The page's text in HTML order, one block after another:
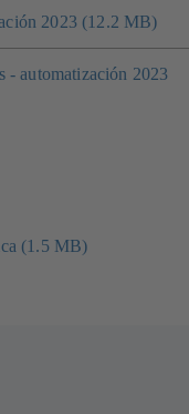
2023 (12.2 MB)
- automatización 2023
(1.5 MB)